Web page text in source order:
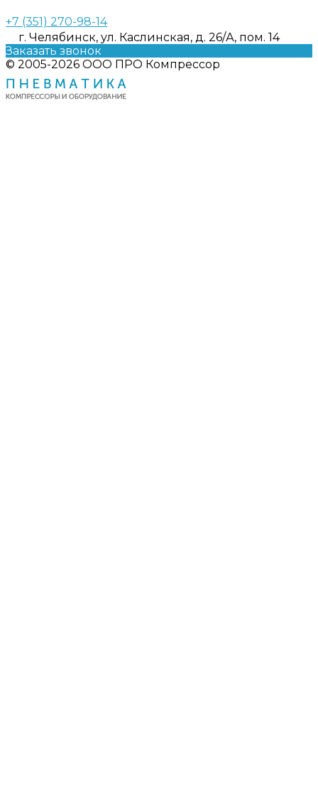
+7 (351) 270-98-14
г. Челябинск, ул. Каслинская, д. 26/А, пом. 14
Заказать звонок
© 2005-2026 ООО ПРО Компрессор